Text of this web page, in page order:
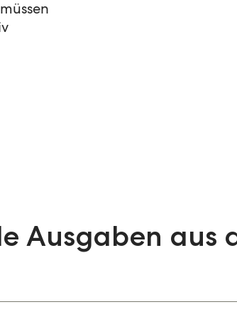
Ausgaben aus